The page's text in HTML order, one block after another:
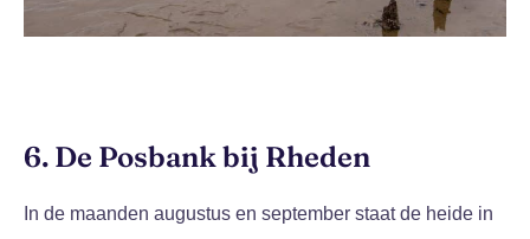
6. De Posbank bij Rheden
In de maanden augustus en september staat de heide in